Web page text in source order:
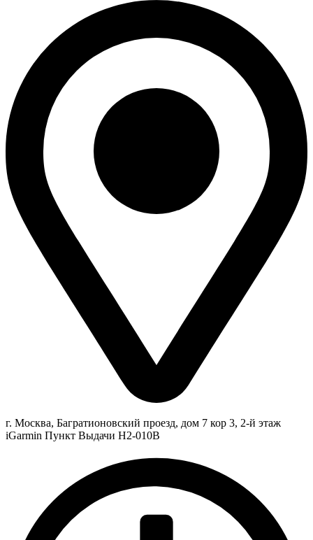
г. Москва, Багратионовский проезд, дом 7 кор 3, 2-й этаж
iGarmin Пункт Выдачи Н2-010В